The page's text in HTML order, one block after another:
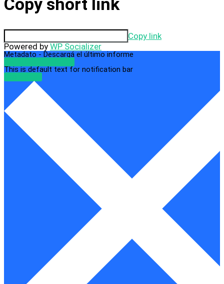
Copy short link
Copy link
Powered by WP Socializer
Metadato - Descargá el último informe
This is default text for notification bar